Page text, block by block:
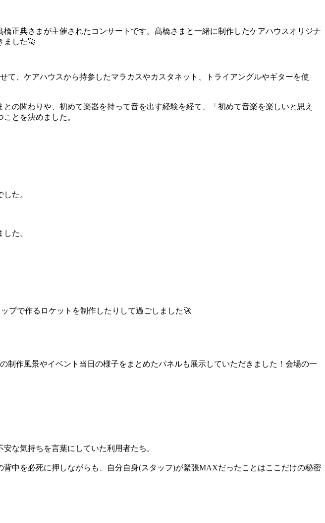
正典さまが主催されたコンサートです。髙橋さまと一緒に制作したケアハウスオリジナ
ました🚀
、ケアハウスから持参したマラカスやカスタネット、トライアングルやギターを使
の関わりや、初めて楽器を持って音を出す経験を経て、「初めて音楽を楽しいと思え
とを決めました。
た。
た。
プで作るロケットを制作したりして過ごしました🚀
作風景やイベント当日の様子をまとめたパネルも展示していただきました！会場の一
な気持ちを言葉にしていた利用者たち。
中を必死に押しながらも、自分自身(スタッフ)が緊張MAXだったことはここだけの秘密